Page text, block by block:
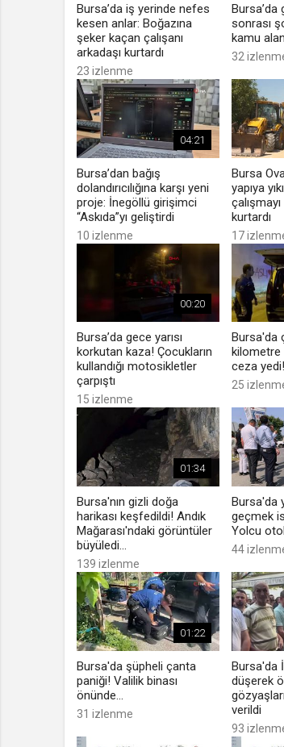
Bursa’da iş yerinde nefes
kesen anlar: Boğazına
şeker kaçan çalışanı
arkadaşı kurtardı
23 izlenme
Bursa’da
sonrası
kamu
32
04:21
Bursa’dan bağış
dolandırıcılığına karşı yeni
proje: İnegöllü girişimci
“Askıda”yı geliştirdi
10 izlenme
Bursa
yapıya
kurtardı
17
00:20
Bursa’da gece yarısı
korkutan kaza! Çocukların
kullandığı motosikletler
çarpıştı
15 izlenme
Bursa'da
kilometre
ceza yedi!
25
01:34
Bursa'nın gizli doğa
harikası keşfedildi! Andık
Mağarası'ndaki görüntüler
büyüledi...
139 izlenme
Bursa'da
geçmek
Yolcu
44
01:22
Bursa'da şüpheli çanta
paniği! Valilik binası
önünde...
31 izlenme
Bursa'da
düşerek
verildi
93